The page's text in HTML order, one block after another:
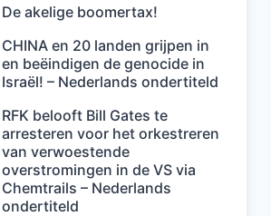
De akelige boomertax!
CHINA en 20 landen grijpen in
en beëindigen de genocide in
Israël! – Nederlands ondertiteld
RFK belooft Bill Gates te
arresteren voor het orkestreren
van verwoestende
overstromingen in de VS via
Chemtrails – Nederlands
ondertiteld